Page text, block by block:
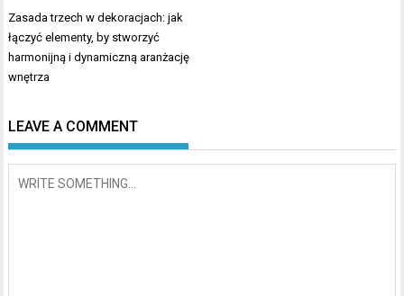
Nawigacja
wpisu
Zasada trzech w dekoracjach: jak
łączyć elementy, by stworzyć
harmonijną i dynamiczną aranżację
wnętrza
LEAVE A COMMENT